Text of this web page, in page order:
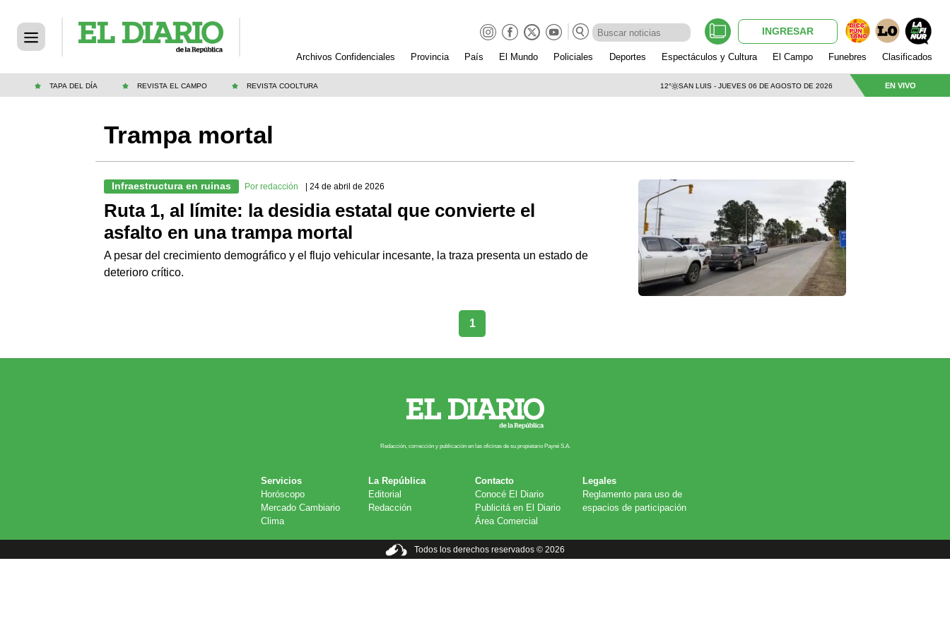
INGRESAR
Archivos Confidenciales Provincia País El Mundo Policiales Deportes Espectáculos y Cultura El Campo Funebres Clasificados
TAPA DEL DÍA REVISTA EL CAMPO REVISTA COOLTURA 12° SAN LUIS - JUEVES 06 DE AGOSTO DE 2026 EN VIVO
Trampa mortal
Infraestructura en ruinas Por redacción | 24 de abril de 2026
Ruta 1, al límite: la desidia estatal que convierte el
asfalto en una trampa mortal
A pesar del crecimiento demográfico y el flujo vehicular incesante, la traza presenta un estado de
deterioro crítico.
1
Redacción, corrección y publicación en las oficinas de su propietario Payn​é S.A.
Servicios
Horóscopo
Mercado Cambiario
Clima
La República
Editorial
Redacción
Contacto
Conocé El Diario
Publicitá en El Diario
Área Comercial
Legales
Reglamento para uso de
espacios de participación
Todos los derechos reservados © 2026